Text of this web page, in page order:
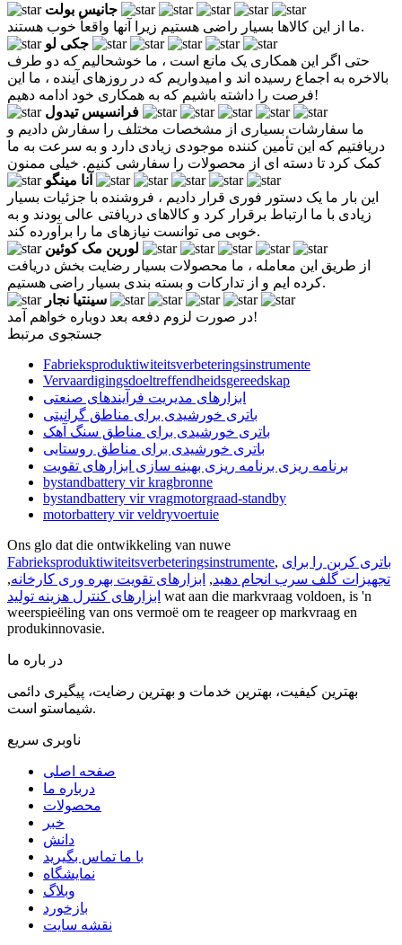
جانیس بولت
ما از این کالاها بسیار راضی هستیم زیرا آنها واقعاً خوب هستند.
جکی لو
حتی اگر این همکاری یک مانع است ، ما خوشحالیم که دو طرف
بالاخره به اجماع رسیده اند و امیدواریم که در روزهای آینده ، ما این
فرصت را داشته باشیم که به همکاری خود ادامه دهیم!
فرانسیس تیدول
ما سفارشات بسیاری از مشخصات مختلف را سفارش دادیم و
دریافتیم که این تأمین کننده موجودی زیادی دارد و به سرعت به ما
کمک کرد تا دسته ای از محصولات را سفارشی کنیم. خیلی ممنون
آنا مینگو
این بار ما یک دستور فوری قرار دادیم ، فروشنده با جزئیات بسیار
زیادی با ما ارتباط برقرار کرد و کالاهای دریافتی عالی بودند و به
خوبی می توانست نیازهای ما را برآورده کند.
لورین مک کوئین
از طریق این معامله ، ما محصولات بسیار رضایت بخش دریافت
کرده ایم و از تدارکات و بسته بندی بسیار راضی هستیم.
سینتیا نجار
در صورت لزوم دفعه بعد دوباره خواهم آمد!
جستجوی مرتبط
Fabrieksproduktiwiteitsverbeteringsinstrumente
Vervaardigingsdoeltreffendheidsgereedskap
ابزارهای مدیریت فرآیندهای صنعتی
باتری خورشیدی برای مناطق گرانیتی
باتری خورشیدی برای مناطق سنگ آهک
باتری خورشیدی برای مناطق روستایی
برنامه ریزی برنامه ریزی بهینه سازی ابزارهای تقویت
bystandbattery vir kragbronne
bystandbattery vir vragmotorgraad-standby
motorbattery vir veldryvoertuie
Ons glo dat die ontwikkeling van nuwe
Fabrieksproduktiwiteitsverbeteringsinstrumente, باتری کربن را برای
تجهیزات گلف سرب انجام دهید, ابزارهای تقویت بهره وری کارخانه,
ابزارهای کنترل هزینه تولید wat aan die markvraag voldoen, is 'n
weerspieëling van ons vermoë om te reageer op markvraag en
produkinnovasie.
در باره ما
بهترین کیفیت، بهترین خدمات و بهترین رضایت، پیگیری دائمی
شیماستو است.
ناوبری سریع
صفحه اصلی
درباره ما
محصولات
خبر
دانش
با ما تماس بگیرید
نمایشگاه
وبلاگ
بازخورد
نقشه سایت